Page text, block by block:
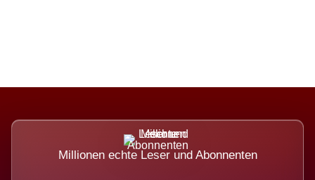
Millionen echte Leser und Abonnenten